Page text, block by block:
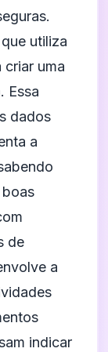
utiliza
criar uma
Essa
dados
a
de
a
indicar